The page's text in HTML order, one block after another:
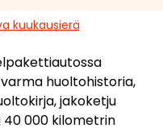
kuukausierä
huoltohistoria,
jakoketju
40 000 kilometrin